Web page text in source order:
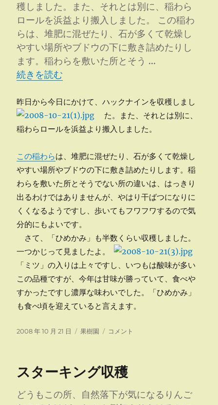
２
日
手
伝
穫しました。また、それとは別に、稲わら
ロールを浜益より搬入しました。 この稲わ
らは、堆肥に混ぜたり、石が多くて乾燥し
やすい場所やブドウの下に敷き詰めたりし
ます。稲わらを敷いた所とそう …
“ハックナインやひめかみ収穫” の
続きを読む
昨日から今日にかけて、ハックナインを収穫しまし
た。
また、それとは別に、
稲わらロールを浜益より搬入しました。
この稲わらは、堆肥に混ぜたり、石が多くて乾燥し
やすい場所やブドウの下に敷き詰めたりします。稲
わらを敷いた所とそうでない所の違いは、はっきり
出るわけではありませんが、やはり干ばつになりに
くくなるようですし、歩いてもフワフワするので気
分的にもよいです。
さて、「ひめかみ」も半数くらい収穫しました。
一つかじって見ましたよ。
「ミツ」の入りは上々ですし、いつもは酸味が多い
この品種ですが、今年は甘味が勝っていて、食べや
すかったですし濃厚な味わいでした。「ひめかみ」
も食べ頃を迎えていると言えます。
投
2008 年 10 月 21 日
カ
ー
果樹園
ハ
イ
や
コメント
スターキング収穫
どうもこの所、自然落下が気になるりんご